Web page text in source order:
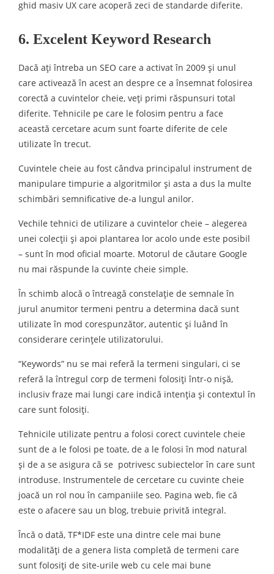
ghid masiv UX care acoperă zeci de standarde diferite.
6. Excelent Keyword Research
Dacă ați întreba un SEO care a activat în 2009 și unul
care activează în acest an despre ce a însemnat folosirea
corectă a cuvintelor cheie, veți primi răspunsuri total
diferite. Tehnicile pe care le folosim pentru a face
această cercetare acum sunt foarte diferite de cele
utilizate în trecut.
Cuvintele cheie au fost cândva principalul instrument de
manipulare timpurie a algoritmilor și asta a dus la multe
schimbări semnificative de-a lungul anilor.
Vechile tehnici de utilizare a cuvintelor cheie – alegerea
unei colecții și apoi plantarea lor acolo unde este posibil
– sunt în mod oficial moarte. Motorul de căutare Google
nu mai răspunde la cuvinte cheie simple.
În schimb alocă o întreagă constelație de semnale în
jurul anumitor termeni pentru a determina dacă sunt
utilizate în mod corespunzător, autentic și luând în
considerare cerințele utilizatorului.
“Keywords” nu se mai referă la termeni singulari, ci se
referă la întregul corp de termeni folosiți într-o nișă,
inclusiv fraze mai lungi care indică intenția și contextul în
care sunt folosiți.
Tehnicile utilizate pentru a folosi corect cuvintele cheie
sunt de a le folosi pe toate, de a le folosi în mod natural
și de a se asigura că se potrivesc subiectelor în care sunt
introduse. Instrumentele de cercetare cu cuvinte cheie
joacă un rol nou în campaniile seo. Pagina web, fie că
este o afacere sau un blog, trebuie privită integral.
Încă o dată, TF*IDF este una dintre cele mai bune
modalități de a genera lista completă de termeni care
sunt folosiți de site-urile web cu cele mai bune